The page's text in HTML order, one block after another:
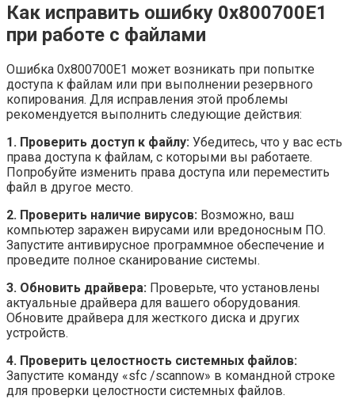
Как исправить ошибку 0x800700E1
при работе с файлами
Ошибка 0x800700E1 может возникать при попытке
доступа к файлам или при выполнении резервного
копирования. Для исправления этой проблемы
рекомендуется выполнить следующие действия:
1. Проверить доступ к файлу: Убедитесь, что у вас есть
права доступа к файлам, с которыми вы работаете.
Попробуйте изменить права доступа или переместить
файл в другое место.
2. Проверить наличие вирусов: Возможно, ваш
компьютер заражен вирусами или вредоносным ПО.
Запустите антивирусное программное обеспечение и
проведите полное сканирование системы.
3. Обновить драйвера: Проверьте, что установлены
актуальные драйвера для вашего оборудования.
Обновите драйвера для жесткого диска и других
устройств.
4. Проверить целостность системных файлов:
Запустите команду «sfc /scannow» в командной строке
для проверки целостности системных файлов.